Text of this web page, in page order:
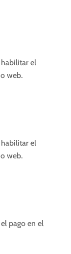
el
web.
el
web.
pago en el